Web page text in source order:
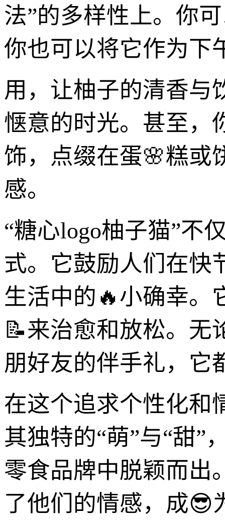
法”的多样性上。你
你也可以将它作为下
用，让柚子的清香与
惬意的时光。甚至，
饰，点缀在蛋🌸糕或
感。
“糖心logo柚子猫”不
式。它鼓励人们在快
生活中的🔥小确幸。
📝来治愈和放松。无
朋好友的伴手礼，它
在这个追求个性化和
其独特的“萌”与“甜”
零食品牌中脱颖而出
了他们的情感，成😎